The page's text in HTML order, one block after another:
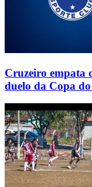
Cruzeiro empata
duelo da Copa